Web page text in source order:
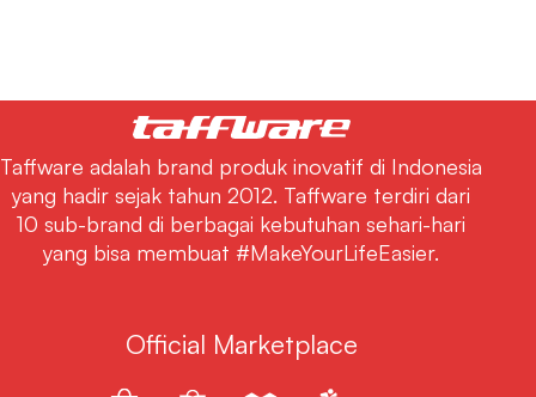
Taffware adalah brand produk inovatif di Indonesia
yang hadir sejak tahun 2012. Taffware terdiri dari
10 sub-brand di berbagai kebutuhan sehari-hari
yang bisa membuat #MakeYourLifeEasier.
Official Marketplace